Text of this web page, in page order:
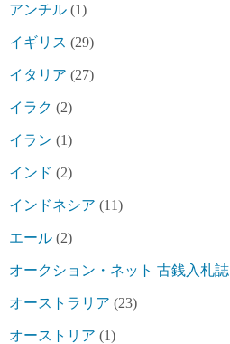
アンチル (1)
イギリス (29)
イタリア (27)
イラク (2)
イラン (1)
インド (2)
インドネシア (11)
エール (2)
オークション・ネット 古銭入札誌
オーストラリア (23)
オーストリア (1)